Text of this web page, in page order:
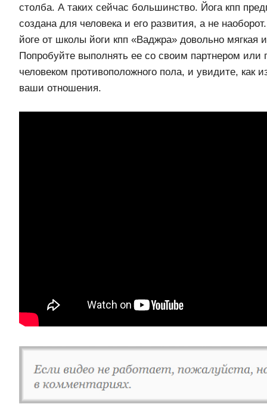
столба. А таких сейчас большинство. Йога кпп
создана для человека и его развития, а не
йоге от школы йоги кпп «Ваджра» довольно мягкая
Попробуйте выполнять ее со своим партнером или
человеком противоположного пола, и увидите, как
ваши отношения.